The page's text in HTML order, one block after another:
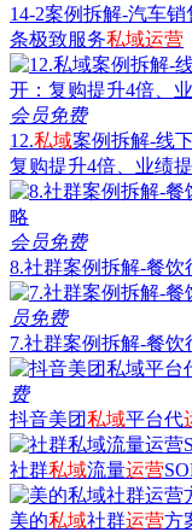
14-2案例拆解-汽车
条极致服务私域运营
会员免费
12.私域案例拆解-线
复购提升4倍、业绩提
会员免费
8.社群案例拆解-餐饮
员免费
7.社群案例拆解-餐饮
费
抖音美团私域平台代
社群私域流量运营
美的私域社群运营方